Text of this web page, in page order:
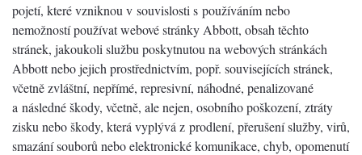
pojetí, které vzniknou v souvislosti s používáním nebo
nemožností používat webové stránky Abbott, obsah těchto
stránek, jakoukoli službu poskytnutou na webových stránkách
Abbott nebo jejich prostřednictvím, popř. souvisejících stránek,
včetně zvláštní, nepřímé, represivní, náhodné, penalizované
a následné škody, včetně, ale nejen, osobního poškození, ztráty
zisku nebo škody, která vyplývá z prodlení, přerušení služby, virů,
smazání souborů nebo elektronické komunikace, chyb, opomenutí